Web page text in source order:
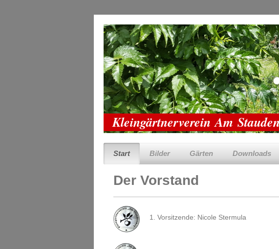
Kleingärtnerverein Am
Start Bilder Gärten Downloads
Der Vorstand
1. Vorsitzende: Nicole Stermula